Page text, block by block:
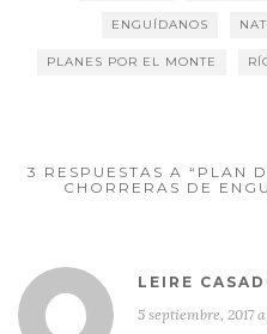
ENGUÍDANOS
PLANES POR EL MONTE
3 RESPUESTAS A “PLAN
CHORRERAS DE
LEIRE
5 septiembre, 2017